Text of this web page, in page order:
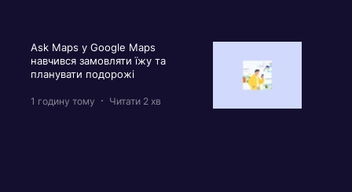
Ask Maps у Google Maps
навчився замовляти їжу та
планувати подорожі
1 годину тому Читати 2 хв